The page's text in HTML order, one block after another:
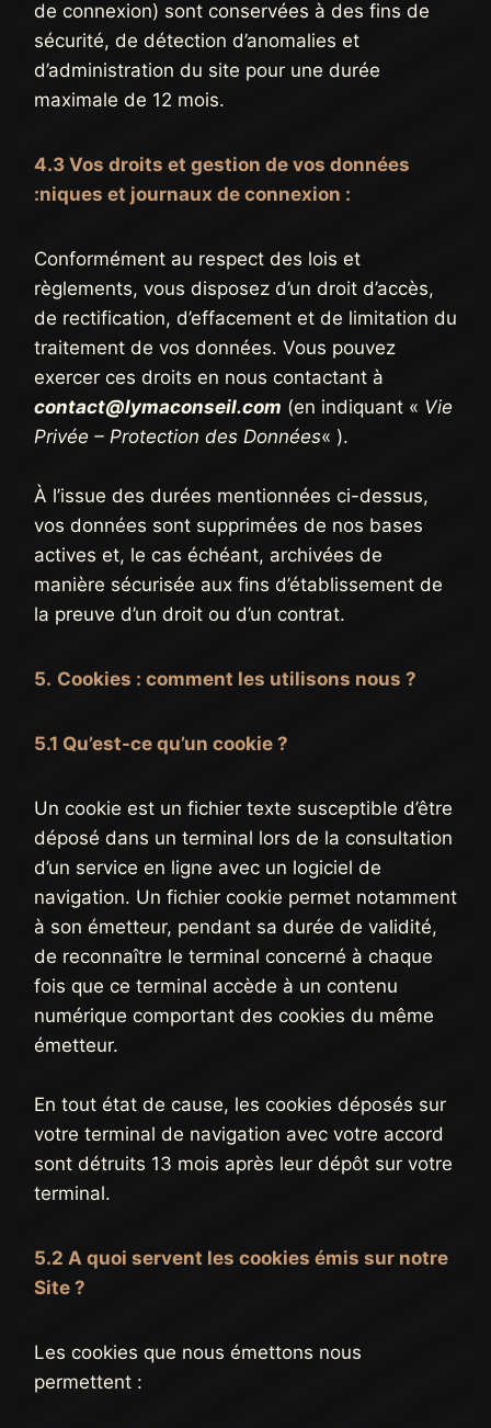
de connexion) sont conservées à des fins de
sécurité, de détection d’anomalies et
d’administration du site pour une durée
maximale de 12 mois.
4.3 Vos droits et gestion de vos données
:niques et journaux de connexion :
Conformément au respect des lois et
règlements, vous disposez d’un droit d’accès,
de rectification, d’effacement et de limitation du
traitement de vos données. Vous pouvez
exercer ces droits en nous contactant à
contact@lymaconseil.com (en indiquant « Vie
Privée – Protection des Données« ).
À l’issue des durées mentionnées ci-dessus,
vos données sont supprimées de nos bases
actives et, le cas échéant, archivées de
manière sécurisée aux fins d’établissement de
la preuve d’un droit ou d’un contrat.
5. Cookies : comment les utilisons nous ?
5.1 Qu’est-ce qu’un cookie ?
Un cookie est un fichier texte susceptible d’être
déposé dans un terminal lors de la consultation
d’un service en ligne avec un logiciel de
navigation. Un fichier cookie permet notamment
à son émetteur, pendant sa durée de validité,
de reconnaître le terminal concerné à chaque
fois que ce terminal accède à un contenu
numérique comportant des cookies du même
émetteur.
En tout état de cause, les cookies déposés sur
votre terminal de navigation avec votre accord
sont détruits 13 mois après leur dépôt sur votre
terminal.
5.2 A quoi servent les cookies émis sur notre
Site ?
Les cookies que nous émettons nous
permettent :